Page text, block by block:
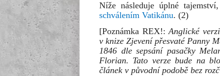
Níže následuje úplné
schválením Vatikánu. (2)
[Poznámka REX!:Anglické
v knize Zjevení přesvaté Panny
1846 dle sepsání pasačky
Florian. Tato verze bude na
článek v původní podobě bez